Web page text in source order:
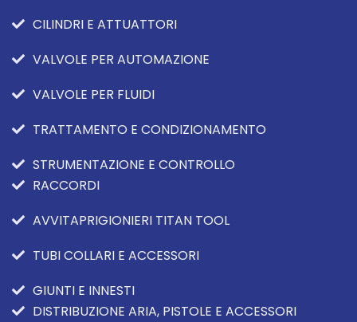
CILINDRI E ATTUATTORI
VALVOLE PER AUTOMAZIONE
VALVOLE PER FLUIDI
TRATTAMENTO E CONDIZIONAMENTO
STRUMENTAZIONE E CONTROLLO
RACCORDI
AVVITAPRIGIONIERI TITAN TOOL
TUBI COLLARI E ACCESSORI
GIUNTI E INNESTI
DISTRIBUZIONE ARIA, PISTOLE E ACCESSORI